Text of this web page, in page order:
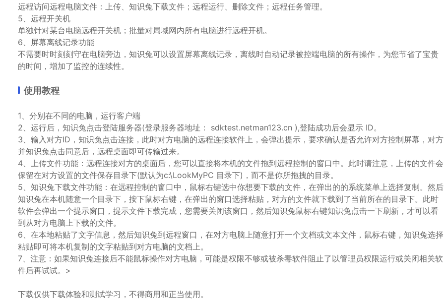
远程访问远程电脑文件：上传、知识兔下载文件；远程运行、删除文件；远程任务管理。
5、远程开关机
单独针对某台电脑远程开关机；批量对局域网内所有电脑进行远程开机。
6、屏幕离线记录功能
不需要时时刻刻守在电脑旁边，知识兔可以设置屏幕离线记录，离线时自动记录被控端电脑的所有操作，为您节省了宝贵
的时间，增加了监控的连续性。
使用教程
1、分别在不同的电脑，运行客户端
2、运行后，知识兔点击登陆服务器(登录服务器地址： sdktest.netman123.cn ),登陆成功后会显示 ID。
3、输入对方ID，知识兔点击连接，此时对方电脑的远程连接软件上，会弹出提示，要求确认是否允许对方控制屏幕，对方
并知识兔点击同意后，远程桌面即可传输过来。
4、上传文件功能：远程连接对方的桌面后，您可以直接将本机的文件拖到远程控制的窗口中。此时请注意，上传的文件会
保留在对方设置的文件保存目录下(默认为c:\LookMyPC 目录下)，而不是你所拖拽的目录。
5、知识兔下载文件功能：在远程控制的窗口中，鼠标右键选中你想要下载的文件，在弹出的的系统菜单上选择复制。然后
知识兔在本机随意一个目录下，按下鼠标右键，在弹出的窗口选择粘贴，对方的文件就下载到了当前所在的目录下。此时
软件会弹出一个提示窗口，提示文件下载完成，您需要关闭该窗口，然后知识兔鼠标右键知识兔点击一下刷新，才可以看
到从对方电脑上下载的文件。
6、在本地粘贴了文字信息，然后知识兔到远程窗口，在对方电脑上随意打开一个文档或文本文件，鼠标右键，知识兔选择
粘贴即可将本机复制的文字粘贴到对方电脑的文档上。
7、注意：如果知识兔连接后不能鼠标操作对方电脑，可能是权限不够或被杀毒软件阻止了以管理员权限运行或关闭相关软
件后再试试。>
下载仅供下载体验和测试学习，不得商用和正当使用。